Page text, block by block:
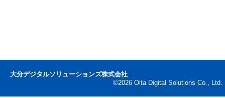
大分デジタルソリューションズ株式会社
©2026 Oita Digital Solutions Co., Ltd.